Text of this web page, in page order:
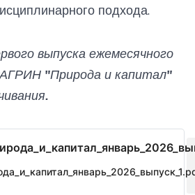
подхода.
выпуска ежемесячного
"Природа и капитал"